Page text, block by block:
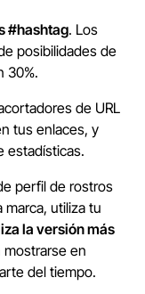
#hashtag. Los
posibilidades de
30%.
de URL
tus enlaces, y
estadísticas.
perfil de rostros
marca, utiliza tu
la versión más
en
del tiempo.